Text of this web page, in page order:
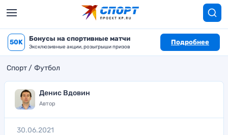
50K Бонусы на спортивные матчи
Эксклюзивные акции, розыгрыши призов
Подробнее
Спорт Футбол
Денис Вдовин
Автор
30.06.2021